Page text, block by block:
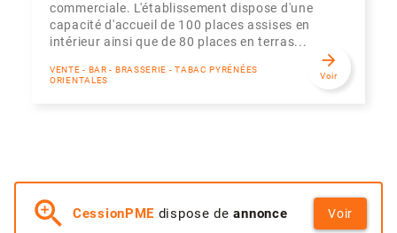
commerciale. L'établissement dispose d'une
capacité d'accueil de 100 places assises en
intérieur ainsi que de 80 places en terras...
VENTE - BAR - BRASSERIE - TABAC PYRÉNÉES
ORIENTALES
arrow_forward
Voir
zoom_in CessionPME dispose deannonce Voir